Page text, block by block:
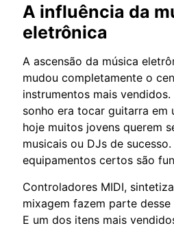
A influência da
eletrônica
A ascensão da música
mudou completamente o
instrumentos mais
sonho era tocar guitarra em
hoje muitos jovens querem
musicais ou DJs de
equipamentos certos são
Controladores MIDI,
mixagem fazem parte
E um dos itens mais